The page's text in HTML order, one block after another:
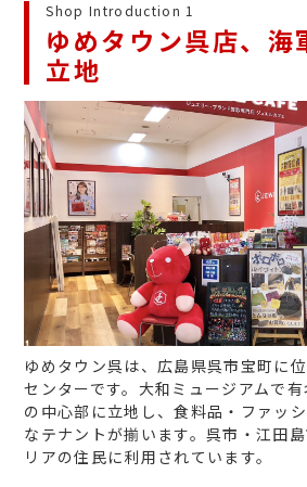
Shop Introduction 1
ゆめタウン呉店、海
立地
ゆめタウン呉は、広島県呉市宝町に
センターです。大和ミュージアムで
の中心部に立地し、食料品・ファッ
なテナントが揃います。呉市・江田
リアの住民に利用されています。